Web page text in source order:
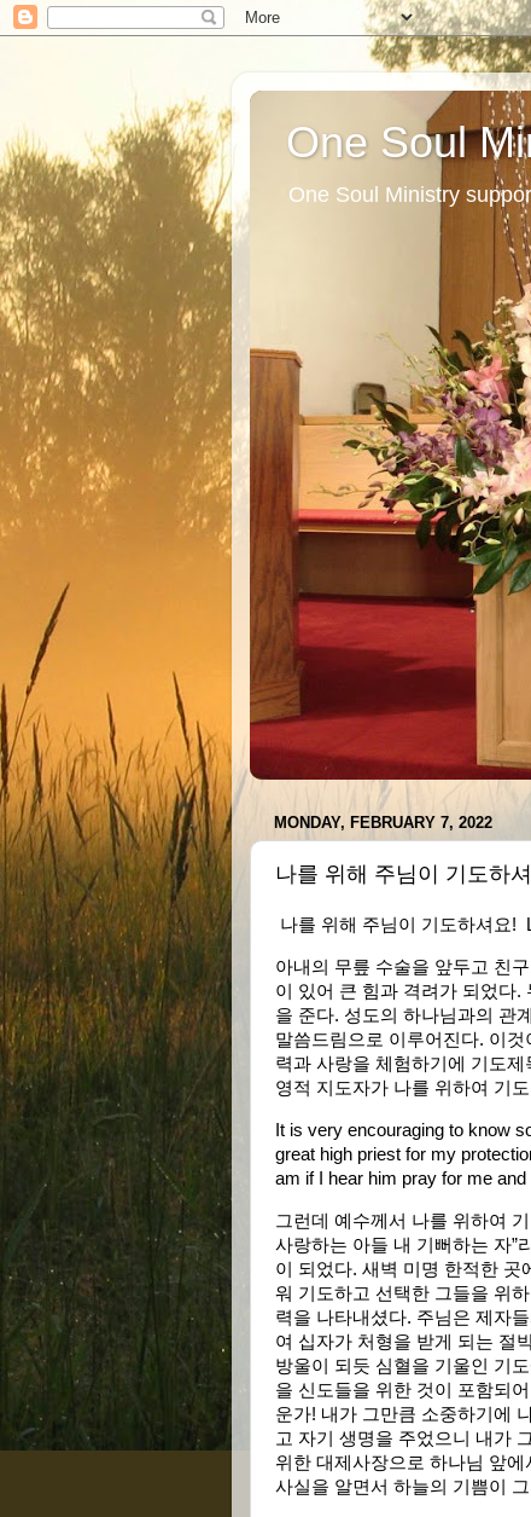
One Soul
One Soul Ministry
MONDAY, FEBRUARY 7, 2022
나를 위해 주님이 기도하
나를 위해 주님이 기도하셔요!
아내의 무릎 수술을 앞두고 친
이 있어 큰 힘과 격려가 되었다.
을 준다. 성도의 하나님과의 관
말씀드림으로 이루어진다. 이
력과 사랑을 체험하기에 기도
영적 지도자가 나를 위하여 기
It is very encouraging to know
great high priest for my
am if I hear him pray for me
그런데 예수께서 나를 위하여
사랑하는 아들 내 기뻐하는 자”
이 되었다. 새벽 미명 한적한 곳
워 기도하고 선택한 그들을 위
력을 나타내셨다. 주님은 제자
여 십자가 처형을 받게 되는 절
방울이 되듯 심혈을 기울인 기
을 신도들을 위한 것이 포함되
운가! 내가 그만큼 소중하기에
고 자기 생명을 주었으니 내가
위한 대제사장으로 하나님 앞
사실을 알면서 하늘의 기쁨이